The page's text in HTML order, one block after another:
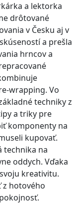
a lektorka
drôtované
v Česku aj v
a prešla
hrncov a
wrapping. Vo
techniky z
a triky pre
komponenty na
kupovať.
technika na
oddych. Vďaka
kreativitu.
z hotového